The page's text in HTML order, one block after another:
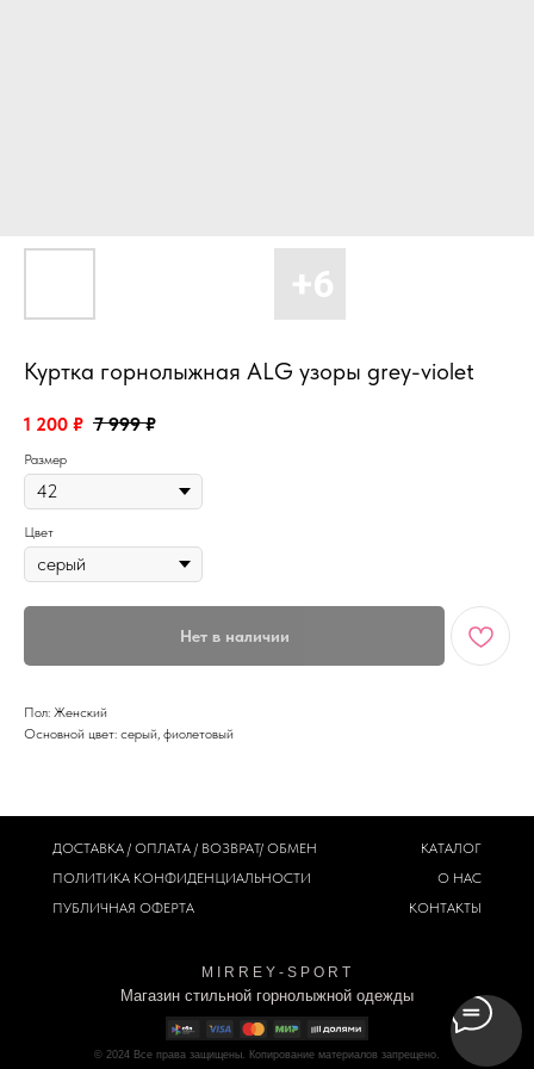
Куртка горнолыжная ALG узоры grey-violet
1 200 ₽ 7 999 ₽
Размер
Цвет
Нет в наличии
Пол: Женский
Основной цвет: серый, фиолетовый
M I R R E Y - S P O R T
Магазин стильной горнолыжной одежды
© 2024 Все права защищены. Копирование материалов запрещено.
ДОСТАВКА / ОПЛАТА / ВОЗВРАТ/ ОБМЕН
ПОЛИТИКА КОНФИДЕНЦИАЛЬНОСТИ
ПУБЛИЧНАЯ ОФЕРТА
КАТАЛОГ
О НАС
КОНТАКТЫ